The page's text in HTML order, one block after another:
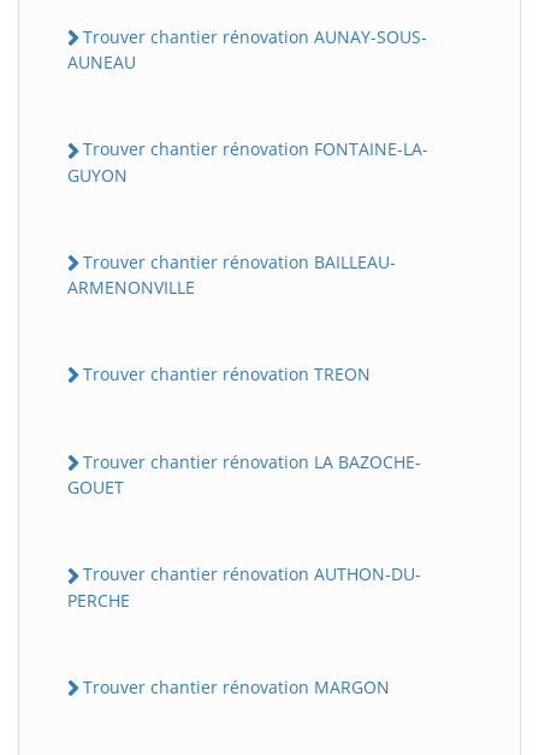
Trouver chantier rénovation AUNAY-SOUS-
AUNEAU
Trouver chantier rénovation FONTAINE-LA-
GUYON
Trouver chantier rénovation BAILLEAU-
ARMENONVILLE
Trouver chantier rénovation TREON
Trouver chantier rénovation LA BAZOCHE-
GOUET
Trouver chantier rénovation AUTHON-DU-
PERCHE
Trouver chantier rénovation MARGON